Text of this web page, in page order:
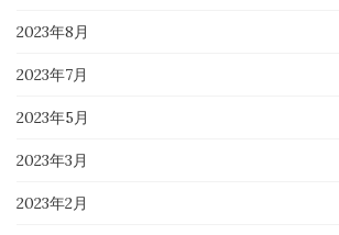
2023年8月
2023年7月
2023年5月
2023年3月
2023年2月